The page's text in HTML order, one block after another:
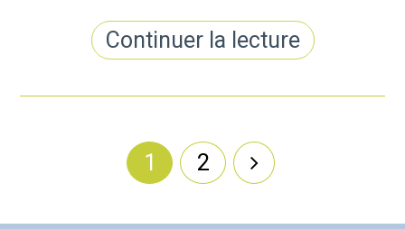
Continuer la lecture
1 2